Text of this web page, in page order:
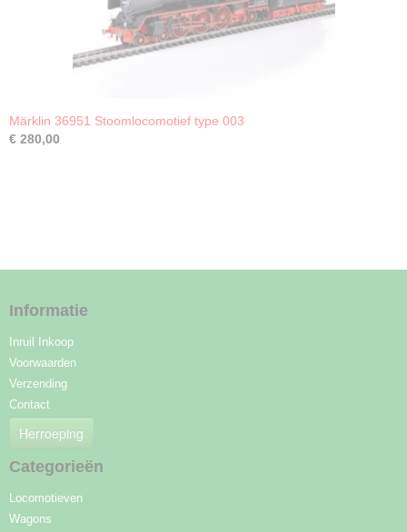
Märklin 36951 Stoomlocomotief type 003
€ 280,00
Informatie
Inruil Inkoop
Voorwaarden
Verzending
Contact
Herroeping
Categorieën
Locomotieven
Wagons